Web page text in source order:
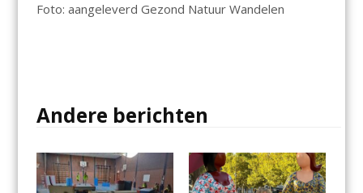
Foto: aangeleverd Gezond Natuur Wandelen
Andere berichten